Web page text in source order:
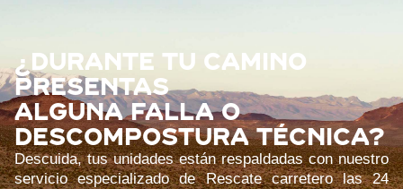
¿Durante tu camino
presentas
alguna falla o
descompostura técnica?
Descuida, tus unidades están respaldadas con nuestro
servicio especializado de Rescate carretero las 24